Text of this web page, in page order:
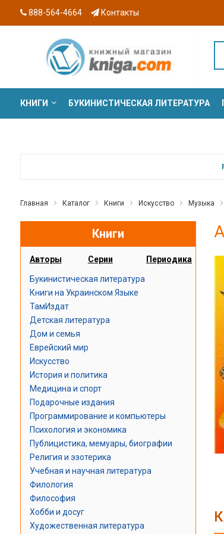
888-564-4664 Контакты
КНИГИ БУКИНИСТИЧЕСКАЯ ЛИТЕРАТУРА
Главная Каталог Книги Искусство Музыка
Книги
Авторы Серии Периодика
Букинистическая литература
Книги на Украинском Языке
ТамИздат
Детская литература
Дом и семья
Еврейский мир
Искусство
История и политика
Медицина и спорт
Подарочные издания
Программирование и компьютеры
Психология и экономика
Публицистика, мемуары, биографии
Религия и эзотерика
Учебная и научная литература
Филология
Философия
Хобби и досуг
Художественная литература